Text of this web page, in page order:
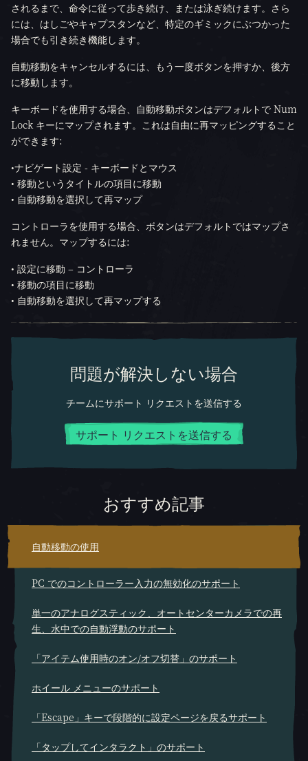
されるまで、命令に従って歩き続け、または泳ぎ続けます。さら
には、はしごやキャプスタンなど、特定のギミックにぶつかった
場合でも引き続き機能します。
自動移動をキャンセルするには、もう一度ボタンを押すか、後方
に移動します。
キーボードを使用する場合、自動移動ボタンはデフォルトで Num
Lock キーにマップされます。これは自由に再マッピングすること
ができます:
•ナビゲート設定 - キーボードとマウス
• 移動というタイトルの項目に移動
• 自動移動を選択して再マップ
コントローラを使用する場合、ボタンはデフォルトではマップさ
れません。マップするには:
• 設定に移動 – コントローラ
• 移動の項目に移動
• 自動移動を選択して再マップする
問題が解決しない場合
チームにサポート リクエストを送信する
サポート リクエストを送信する
おすすめ記事
自動移動の使用
PC でのコントローラー入力の無効化のサポート
単一のアナログスティック、オートセンターカメラでの再
生、水中での自動浮動のサポート
「アイテム使用時のオン/オフ切替」のサポート
ホイール メニューのサポート
「Escape」キーで段階的に設定ページを戻るサポート
「タップしてインタラクト」のサポート